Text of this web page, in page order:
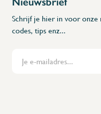
Schrijf je hier in voor
codes, tips enz...